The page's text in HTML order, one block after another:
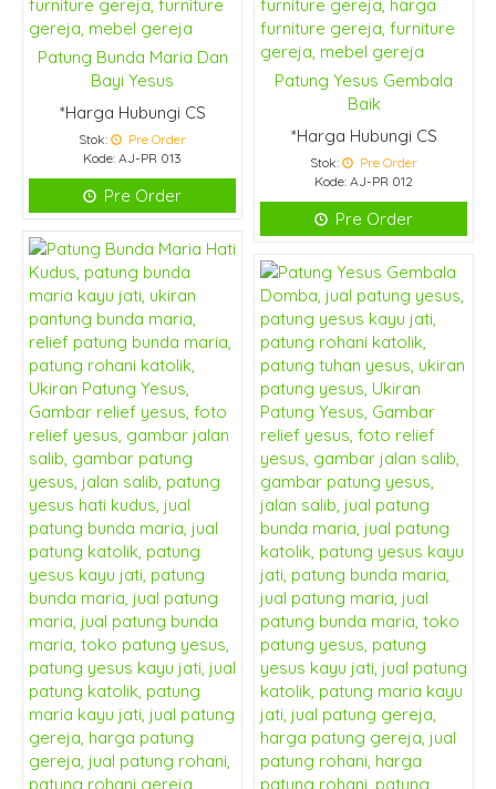
Patung Bunda Maria Dan
Bayi Yesus
*Harga Hubungi CS
Stok:
Pre Order
Kode: AJ-PR 013
Pre Order
Patung Yesus Gembala
Baik
*Harga Hubungi CS
Stok:
Pre Order
Kode: AJ-PR 012
Pre Order